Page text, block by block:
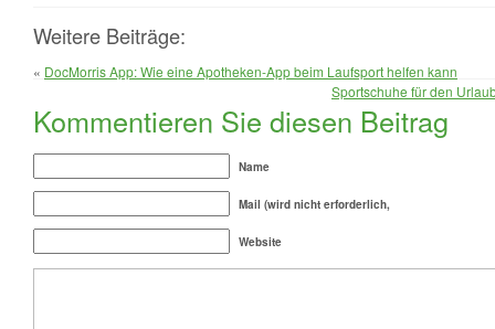
Weitere Beiträge:
« DocMorris App: Wie eine Apotheken-App beim Laufsport helfen kann
Sportschuhe für den
Kommentieren Sie diesen Beitrag
Name
Mail (wird nicht erforderlich,
Website